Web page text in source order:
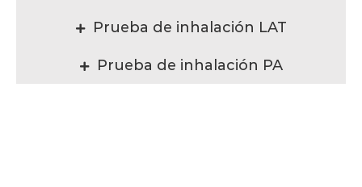
Prueba de inhalación LAT
Prueba de inhalación PA